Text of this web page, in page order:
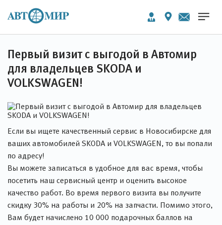
Первый визит с выгодой в Автомир
для владельцев SKODA и
VOLKSWAGEN!
Если вы ищете качественный сервис в Новосибирске для
ваших автомобилей SKODA и VOLKSWAGEN, то вы попали
по адресу!
Вы можете записаться в удобное для вас время, чтобы
посетить наш сервисный центр и оценить высокое
качество работ. Во время первого визита вы получите
скидку 30% на работы и 20% на запчасти. Помимо этого,
Вам будет начислено 10 000 подарочных баллов на